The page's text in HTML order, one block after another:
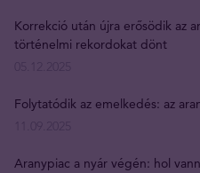
Korrekció után újra erősödik az
történelmi rekordokat dönt
Folytatódik az emelkedés: az
Aranypiac a nyár végén: hol